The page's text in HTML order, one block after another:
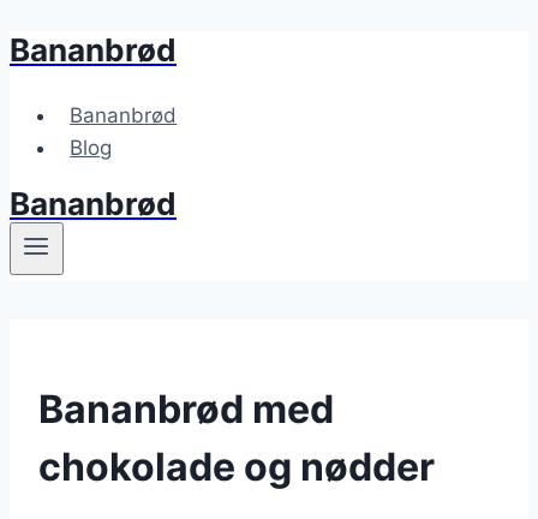
Fortsæt
indhold
Bananbrød
Bananbrød
Blog
Bananbrød
Bananbrød med
chokolade og nødder